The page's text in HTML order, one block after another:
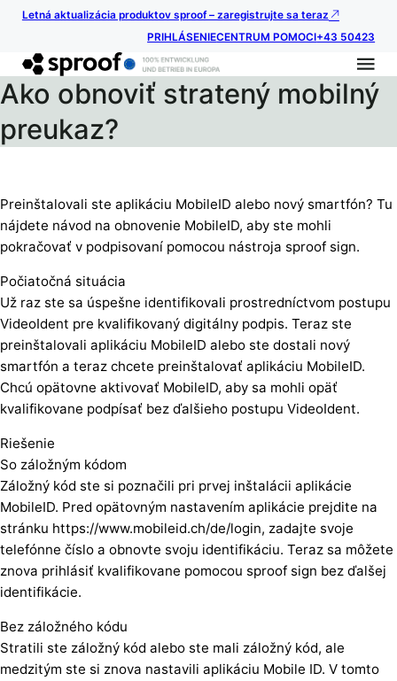
Letná aktualizácia produktov sproof – zaregistrujte sa teraz
PRIHLÁSENIECENTRUM POMOCI+43 50423
Ako obnoviť stratený mobilný
preukaz?
Preinštalovali ste aplikáciu MobileID alebo nový smartfón? Tu
nájdete návod na obnovenie MobileID, aby ste mohli
pokračovať v podpisovaní pomocou nástroja sproof sign.
Počiatočná situácia
Už raz ste sa úspešne identifikovali prostredníctvom postupu
VideoIdent pre kvalifikovaný digitálny podpis. Teraz ste
preinštalovali aplikáciu MobileID alebo ste dostali nový
smartfón a teraz chcete preinštalovať aplikáciu MobileID.
Chcú opätovne aktivovať MobileID, aby sa mohli opäť
kvalifikovane podpísať bez ďalšieho postupu VideoIdent.
Riešenie
So záložným kódom
Záložný kód ste si poznačili pri prvej inštalácii aplikácie
MobileID. Pred opätovným nastavením aplikácie prejdite na
stránku https://www.mobileid.ch/de/login, zadajte svoje
telefónne číslo a obnovte svoju identifikáciu. Teraz sa môžete
znova prihlásiť kvalifikovane pomocou sproof sign bez ďalšej
identifikácie.
Bez záložného kódu
Stratili ste záložný kód alebo ste mali záložný kód, ale
medzitým ste si znova nastavili aplikáciu Mobile ID. V tomto